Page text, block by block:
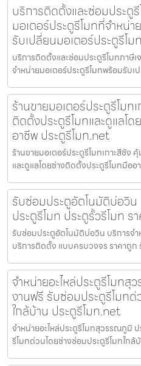
บริการติดตั้งและซ่อมประตู
มอเตอร์ประตูรีโมทที่จำหน่
รับเปลี่ยนมอเตอร์ประตูรีโ
บริการติดตั้งและซ่อมประตูรีโมทภาษี
จำหน่ายมอเตอร์ประตูรีโมทพร้อมรับเ
ร้านขายมอเตอร์ประตูรีโมท
ติดตั้งประตูรีโมทและดูแลโ
อาชีพ ประตูรีโมท.net
ร้านขายมอเตอร์ประตูรีโมทเกาะสีชัง
และดูแลโดยช่างติดตั้งประตูรีโมทมืออ
รับซ่อมประตูอัตโนมัติบ่อวิน
ประตูรีโมท ประตูรั้วรีโมท ร
รับซ่อมประตูอัตโนมัติบ่อวิน บริการจำ
บริการติดตั้ง แบบครบวงจร ราคาถูก
จำหน่ายอะไหล่ประตูรีโมท
งานฟรี รับซ่อมประตูรีโมทด่
ใกล้บ้าน ประตูรีโมท.net
จำหน่ายอะไหล่ประตูรีโมทสุวรรณภูมิ
รีโมทด่วนโดยช่างซ่อมประตูรีโมทใกล้